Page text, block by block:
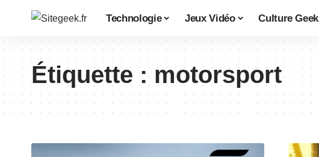
Technologie Jeux Vidéo Culture Geek
Étiquette : motorsport